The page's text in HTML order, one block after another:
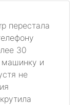
перестала
30
машинку и
не